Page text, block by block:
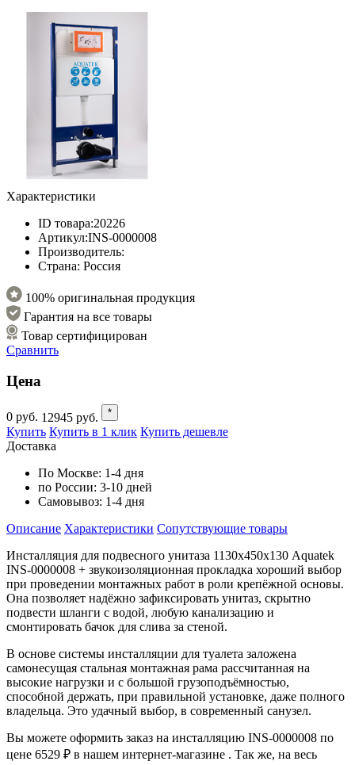
Характеристики
ID товара:20226
Артикул:INS-0000008
Производитель:
Страна: Россия
100% оригинальная продукция
Гарантия на все товары
Товар сертифицирован
Сравнить
Цена
0 руб. 12945 руб. *
Купить Купить в 1 клик Купить дешевле
Доставка
По Москве: 1-4 дня
по России: 3-10 дней
Самовывоз: 1-4 дня
Описание Характеристики Cопутствующие товары
Инсталляция для подвесного унитаза 1130х450х130 Aquatek
INS-0000008 + звукоизоляционная прокладка хороший выбор
при проведении монтажных работ в роли крепёжной основы.
Она позволяет надёжно зафиксировать унитаз, скрытно
подвести шланги с водой, любую канализацию и
смонтировать бачок для слива за стеной.
В основе системы инсталляции для туалета заложена
самонесущая стальная монтажная рама рассчитанная на
высокие нагрузки и с большой грузоподъёмностью,
способной держать, при правильной установке, даже полного
владельца. Это удачный выбор, в современный санузел.
Вы можете оформить заказ на инсталляцию INS-0000008 по
цене 6529 ₽ в нашем интернет-магазине . Так же, на весь